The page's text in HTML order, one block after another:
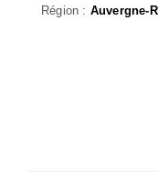
Région : Auvergne-